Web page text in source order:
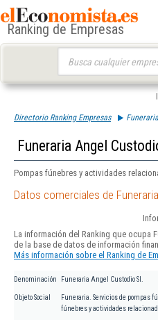
Ranking de Empresas
Directorio Ranking Empresas
Funeraria Angel
Pompas fúnebres y actividades
Datos comerciales de
La información del Ranking que ocupa
de la base de datos de información
Más información sobre el Ranking de
Denominación Funeraria Angel Custodio Sl.
Objeto Social
Funeraria. Servicios de pompas
fúnebres y actividades